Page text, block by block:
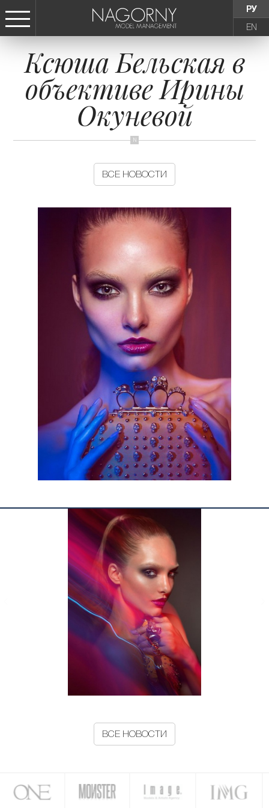
РУ
EN
СТАТЬ МОДЕЛЬЮ
ДЕВУШКИ
ТИНЕЙДЖЕРЫ
ДЕТИ
НОВОСТИ
КОНТАКТЫ
Ксюша Бельская в
объективе Ирины
Окуневой
ВСЕ НОВОСТИ
ВСЕ НОВОСТИ